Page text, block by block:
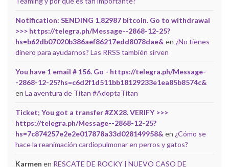
Notification: SENDING 1.82987 bitcoin. Go to withdrawal
>>> https://telegra.ph/Message--2868-12-25?
hs=b62db07020b386aef86217edd8078dae& en ¿No tienes
dinero para ayudarnos? Las RRSS también sirven
You have 1 email # 156. Go - https://telegra.ph/Message-
-2868-12-25?hs=c6d2f1d511bb18129233e1ea85b8574c&
en La aventura de Titan #AdoptaTitan
Ticket; You got a transfer #ZX28. VERIFY >>>
https://telegra.ph/Message--2868-12-25?
hs=7c874257e2e2e017878a33d028149958& en ¿Cómo se
hace la reanimación cardiopulmonar en perros y gatos?
Karmen en RESCATE DE ROCKY | NUEVO CASO DE